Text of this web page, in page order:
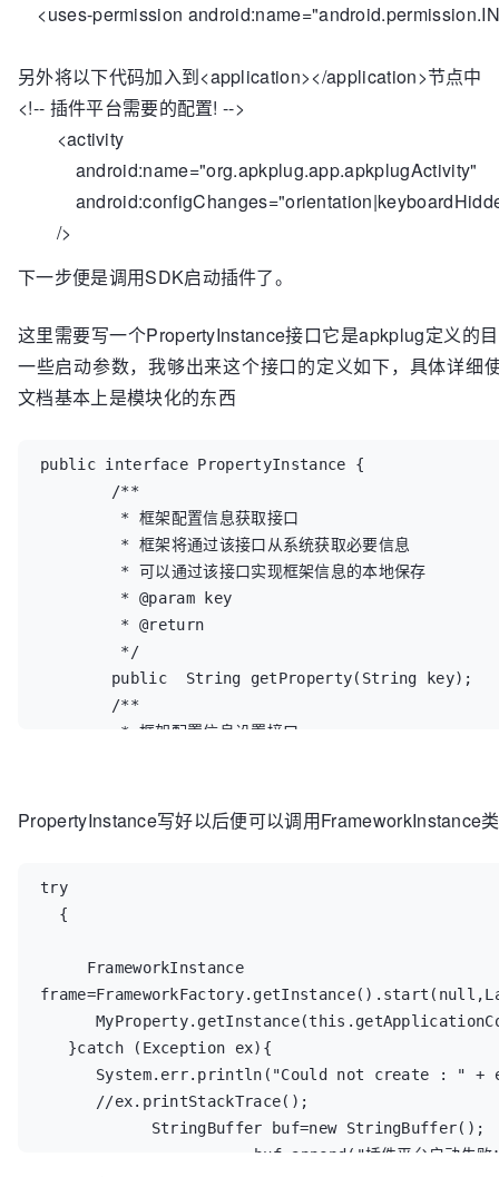
<uses-permission
另外将以下代码加入到<application></application>节点中
<!-- 插件平台需要的配置! -->
<activity
android:name="org.apkplug.app.apkplugActivity"
/>
下一步便是调用SDK启动插件了。
这里需要写一个PropertyInstance接口它是apkplug定义的
一些启动参数，我够出来这个接口的定义如下，具体详细
文档基本上是模块化的东西
public interface PropertyInstance {
	 * @param key
	public  void setProperty(String key,String v);
	/**
	 * @return  本地插件绝对路径
	 */
	public String[] AutoInstall();
	/**
	 * 框架启动时将自动安装并启动该该函数提供的文件
	 * @return  本地插件绝对路径
PropertyInstance写好以后便可以调用FrameworkInstance
try